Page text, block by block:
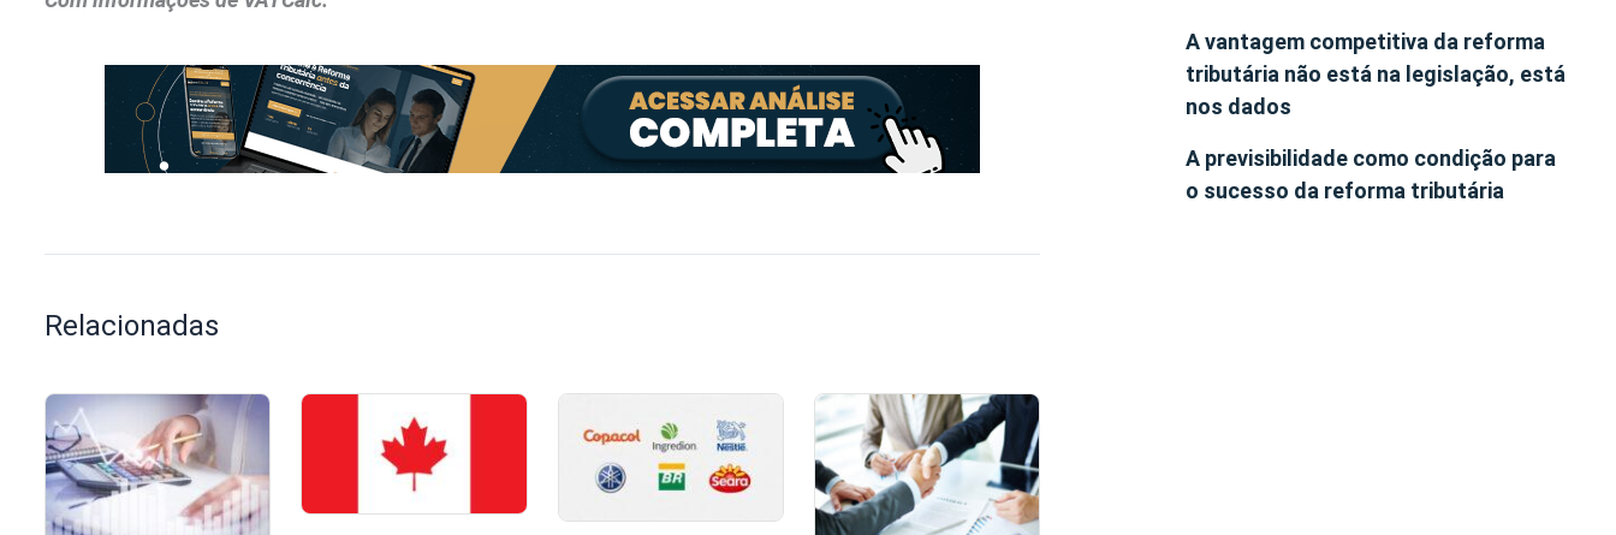
Relacionadas
A vantagem competitiva da reforma
tributária não está na legislação, está
nos dados
A previsibilidade como condição para
o sucesso da reforma tributária